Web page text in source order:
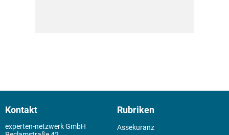
Kontakt
experten-netzwerk GmbH
Rubriken
Assekuranz